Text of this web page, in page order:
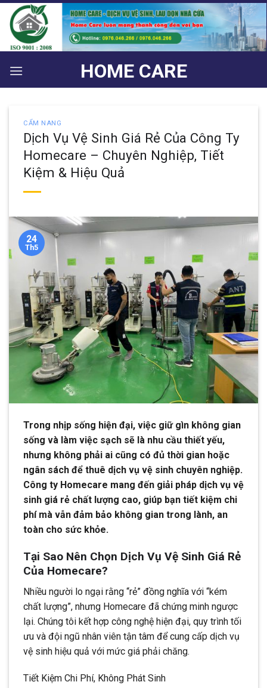
Bỏ
qua
nội
dung
HOME CARE
CẨM NANG
Dịch Vụ Vệ Sinh Giá Rẻ Của Công Ty
Homecare – Chuyên Nghiệp, Tiết
Kiệm & Hiệu Quả
24
Th5
Trong nhịp sống hiện đại, việc giữ gìn không gian
sống và làm việc sạch sẽ là nhu cầu thiết yếu,
nhưng không phải ai cũng có đủ thời gian hoặc
ngân sách để thuê dịch vụ vệ sinh chuyên nghiệp.
Công ty Homecare mang đến giải pháp dịch vụ vệ
sinh giá rẻ chất lượng cao, giúp bạn tiết kiệm chi
phí mà vẫn đảm bảo không gian trong lành, an
toàn cho sức khỏe.
Tại Sao Nên Chọn Dịch Vụ Vệ Sinh Giá Rẻ
Của Homecare?
Nhiều người lo ngại rằng “rẻ” đồng nghĩa với “kém
chất lượng”, nhưng Homecare đã chứng minh ngược
lại. Chúng tôi kết hợp công nghệ hiện đại, quy trình tối
ưu và đội ngũ nhân viên tận tâm để cung cấp dịch vụ
vệ sinh hiệu quả với mức giá phải chăng.
Tiết Kiệm Chi Phí, Không Phát Sinh